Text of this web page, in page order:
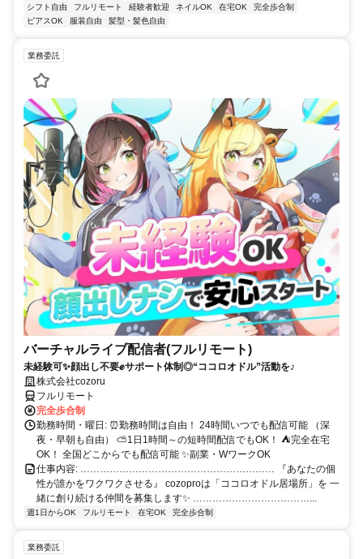
シフト自由 フルリモート 経験者歓迎 ネイルOK 在宅OK
完全歩合制
ピアスOK
服装自由 髪型・髪色自由
業務委託
バーチャルライブ配信者(フルリモート)
未経験可✨顔出し不要✊サポート体制◎“ココロオドル”活動を♪
株式会社cozoru
フルリモート
完全歩合制
勤務時間・曜日: ⏰勤務時間は自由！ 24時間いつでも配信可能 （深
夜・早朝も自由） ⛅1日1時間～の短時間配信でもOK！ ⛺完全在宅
OK！ 全国どこからでも配信可能 ✨副業・WワークOK
仕事内容: …………………………………………………… 『あなたの個
性が誰かをワクワクさせる』 cozoproは「ココロオドル居場所」を 一
緒に創り続ける仲間を募集します✨ ………………………………...
週1日からOK フルリモート 在宅OK 完全歩合制
業務委託